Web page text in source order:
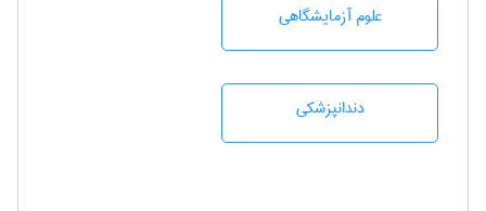
علوم آزمايشگاهی
دندانپزشكی